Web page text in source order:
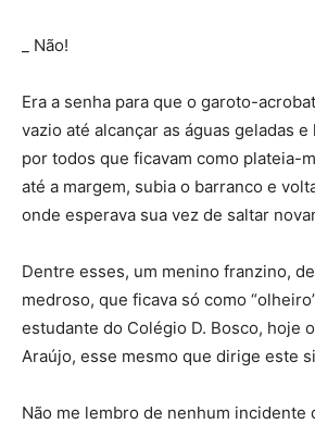
_ Não!
Era a senha para que o garoto-
vazio até alcançar as águas geladas
por todos que ficavam como plateia-
até a margem, subia o barranco e
onde esperava sua vez de saltar
Dentre esses, um menino franzino,
medroso, que ficava só como
estudante do Colégio D. Bosco, hoje
Araújo, esse mesmo que dirige este
Não me lembro de nenhum incidente